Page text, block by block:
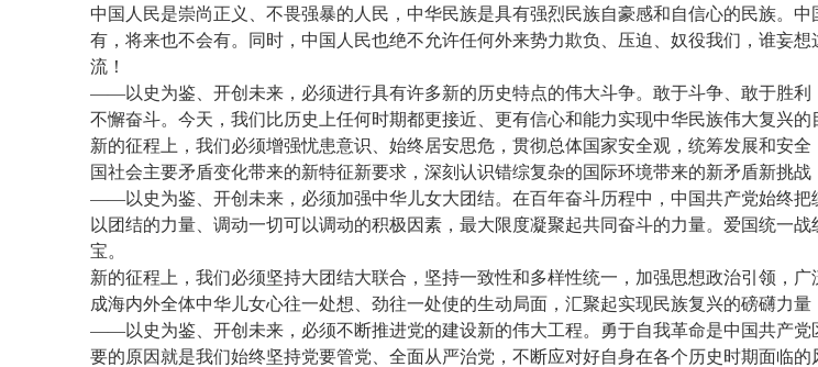
中国人民是崇尚正义、不畏强暴的人民，中华民族是具有强烈民族自豪感和自信心的民族。
有，将来也不会有。同时，中国人民也绝不允许任何外来势力欺负、压迫、奴役我们，谁妄
流！
——以史为鉴、开创未来，必须进行具有许多新的历史特点的伟大斗争。敢于斗争、敢于胜利
不懈奋斗。今天，我们比历史上任何时期都更接近、更有信心和能力实现中华民族伟大复兴
新的征程上，我们必须增强忧患意识、始终居安思危，贯彻总体国家安全观，统筹发展和安
国社会主要矛盾变化带来的新特征新要求，深刻认识错综复杂的国际环境带来的新矛盾新挑
——以史为鉴、开创未来，必须加强中华儿女大团结。在百年奋斗历程中，中国共产党始终
以团结的力量、调动一切可以调动的积极因素，最大限度凝聚起共同奋斗的力量。爱国统一
宝。
新的征程上，我们必须坚持大团结大联合，坚持一致性和多样性统一，加强思想政治引领，
成海内外全体中华儿女心往一处想、劲往一处使的生动局面，汇聚起实现民族复兴的磅礴力量
——以史为鉴、开创未来，必须不断推进党的建设新的伟大工程。勇于自我革命是中国共产
要的原因就是我们始终坚持党要管党、全面从严治党，不断应对好自身在各个历史时期面临